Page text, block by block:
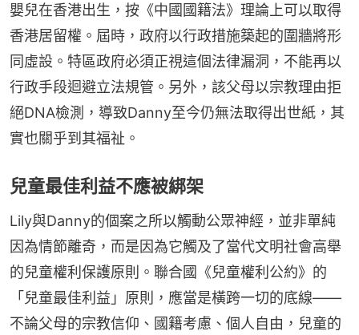
嬰兒在香港出生，按《中國國籍法》理論上可以取得
香港居留權。屆時，政府以行政措施築起的圍牆將形
同虛設。特區政府必須正視這個法律漏洞，不能再以
行政手段迴避立法規管。另外，該父母以宗教理由拒
絕DNA檢測，導致Danny至今仍無法取得出世紙，其
實也關乎到其福祉。
兒童最佳利益不應被綁架
Lily與Danny的個案之所以觸動公眾神經，並非單純
因為情節離奇，而是因為它觸及了當代文明社會高舉
的兒童權利保護原則。聯合國《兒童權利公約》的
「兒童最佳利益」原則，應當是橫跨一切的底線——
不論父母的宗教信仰、國籍考慮、個人自由，兒童的